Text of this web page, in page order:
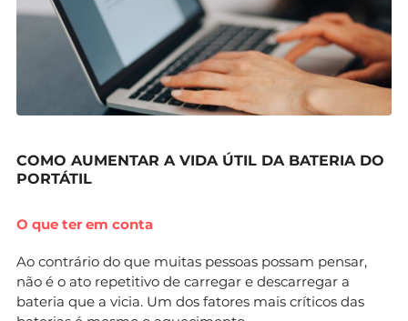
COMO AUMENTAR A VIDA ÚTIL DA BATERIA DO
PORTÁTIL
O que ter em conta
Ao contrário do que muitas pessoas possam pensar,
não é o ato repetitivo de carregar e descarregar a
bateria que a vicia. Um dos fatores mais críticos das